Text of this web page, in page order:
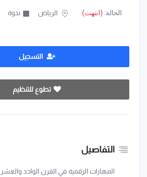
الحالة: (انتهت) الرياض ندوة
التسجيل
تطوع للتنظيم
التفاصيل
المهارات الرقمية في القرن الواحد